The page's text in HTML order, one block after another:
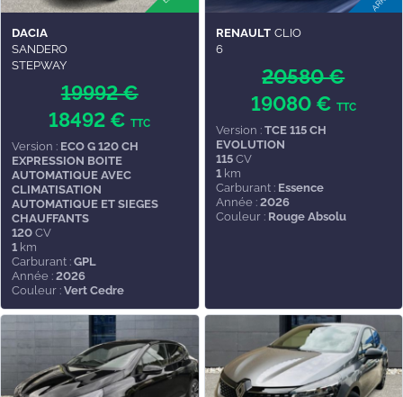
DACIA
SANDERO
STEPWAY
19992 €
18492 €TTC
Version : ECO G 120 CH
EXPRESSION BOITE
AUTOMATIQUE AVEC
CLIMATISATION
AUTOMATIQUE ET SIEGES
CHAUFFANTS
120 CV
1 km
Carburant : GPL
Année : 2026
Couleur : Vert Cedre
RENAULT CLIO
6
20580 €
19080 € TTC
Version : TCE 115 CH
EVOLUTION
115CV
1km
Carburant : Essence
Année : 2026
Couleur : Rouge Absolu